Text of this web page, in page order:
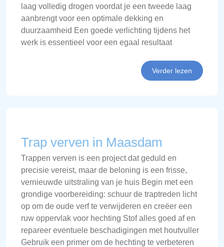
laag volledig drogen voordat je een tweede laag
aanbrengt voor een optimale dekking en
duurzaamheid Een goede verlichting tijdens het
werk is essentieel voor een egaal resultaat
Verder lezen
Trap verven in Maasdam
Trappen verven is een project dat geduld en
precisie vereist, maar de beloning is een frisse,
vernieuwde uitstraling van je huis Begin met een
grondige voorbereiding: schuur de traptreden licht
op om de oude verf te verwijderen en creëer een
ruw oppervlak voor hechting Stof alles goed af en
repareer eventuele beschadigingen met houtvuller
Gebruik een primer om de hechting te verbeteren